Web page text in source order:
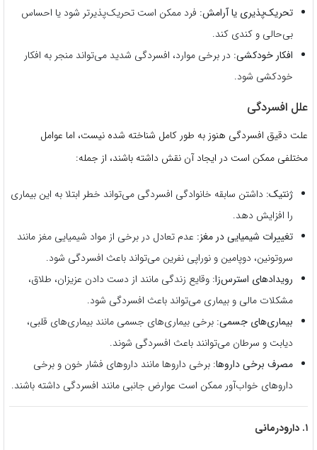
تحریک‌پذیری یا آرامش: فرد ممکن است تحریک‌پذیرتر شود یا احساس
بی‌حالی و کندی کند.
افکار خودکشی: در برخی موارد، افسردگی شدید می‌تواند منجر به افکار
خودکشی شود.
علل افسردگی
علت دقیق افسردگی هنوز به طور کامل شناخته شده نیست، اما عوامل
مختلفی ممکن است در ایجاد آن نقش داشته باشند، از جمله:
ژنتیک: داشتن سابقه خانوادگی افسردگی می‌تواند خطر ابتلا به این بیماری
را افزایش دهد.
تغییرات شیمیایی در مغز: عدم تعادل در برخی از مواد شیمیایی مغز مانند
سروتونین، دوپامین و نوراپی نفرین می‌تواند باعث افسردگی شود.
رویدادهای استرس‌زا: وقایع زندگی مانند از دست دادن عزیزان، طلاق،
مشکلات مالی و بیماری می‌تواند باعث افسردگی شود.
بیماری‌های جسمی: برخی بیماری‌های جسمی مانند بیماری‌های قلبی،
دیابت و سرطان می‌توانند باعث افسردگی شوند.
مصرف برخی داروها: برخی داروها مانند داروهای فشار خون و برخی
داروهای خواب‌آور ممکن است عوارض جانبی مانند افسردگی داشته باشند.
۱. دارودرمانی